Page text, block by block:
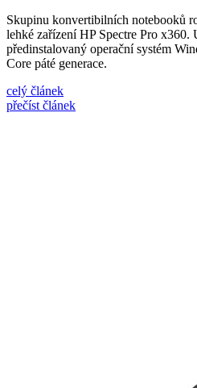
Skupinu konvertibilních notebooků
lehké zařízení HP Spectre Pro
předinstalovaný operační systém
Core páté generace.
celý článek
přečíst článek